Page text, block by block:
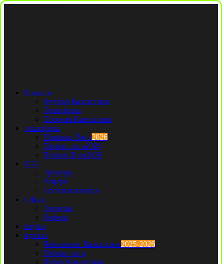
Новости
Футбол Казахстана
Трансферы
Сборная Казахстана
Трансферы
Премьер Лига2026
Первая лига2026
Вторая Лига2026
КПЛ
Тренеры
Рефери
Составы команд
1 Лига
Тренеры
Рефери
Клубы
Футзал
Чемпионат Казахстана2025-2026
Первая лига
Кубок Казахстана